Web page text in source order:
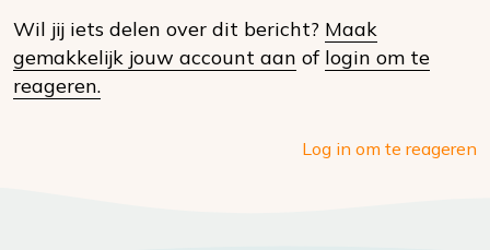
social
Wil jij iets delen over dit bericht? Maak
gemakkelijk jouw account aan of login om te
reageren.
Log in om te reageren